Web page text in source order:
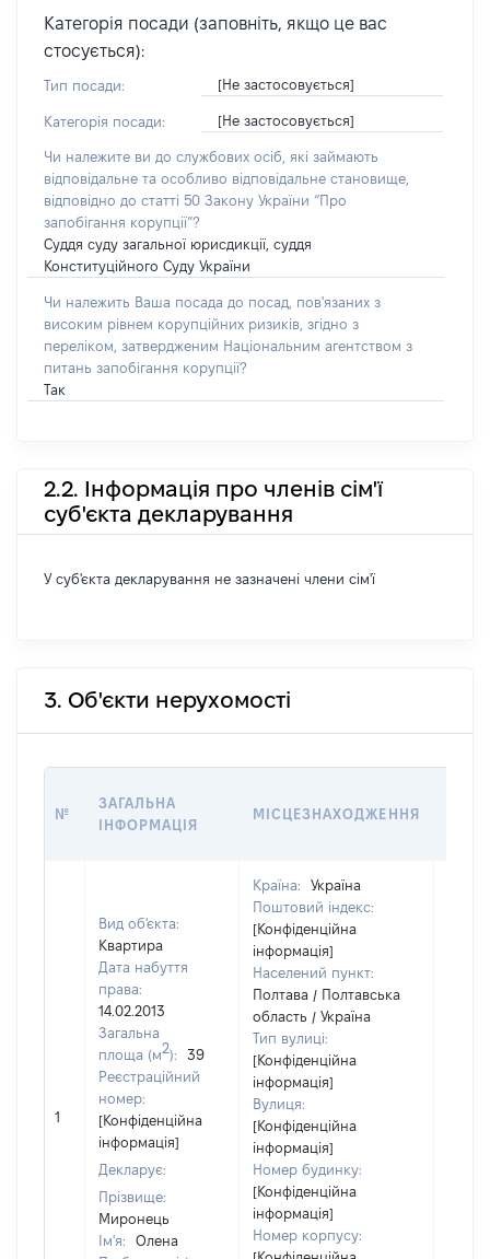
Категорія посади (заповніть, якщо це вас
стосується):
Тип посади: [Не застосовується]
Категорія посади: [Не застосовується]
Чи належите ви до службових осіб, які займають
відповідальне та особливо відповідальне становище,
відповідно до статті 50 Закону України “Про
запобігання корупції”?
Суддя суду загальної юрисдикції, суддя
Конституційного Суду України
Чи належить Ваша посада до посад, пов'язаних з
високим рівнем корупційних ризиків, згідно з
переліком, затвердженим Національним агентством з
питань запобігання корупції?
Так
2.2. Інформація про членів сім'ї
суб'єкта декларування
У суб'єкта декларування не зазначені члени сім'ї
3. Об'єкти нерухомості
№
ЗАГАЛЬНА
ІНФОРМАЦІЯ
МІСЦЕЗНАХОДЖЕННЯ
1
Вид об'єкта:
Квартира
Дата набуття
права:
14.02.2013
Загальна
площа (м2):
39
Реєстраційний
номер:
[Конфіденційна
інформація]
Декларує:
Прізвище:
Миронець
Ім'я:
Олена
Країна:
Україна
Поштовий індекс:
[Конфіденційна
інформація]
Населений пункт:
Полтава / Полтавська
область / Україна
Тип вулиці:
[Конфіденційна
інформація]
Вулиця:
[Конфіденційна
інформація]
Номер будинку:
[Конфіденційна
інформація]
Номер корпусу: